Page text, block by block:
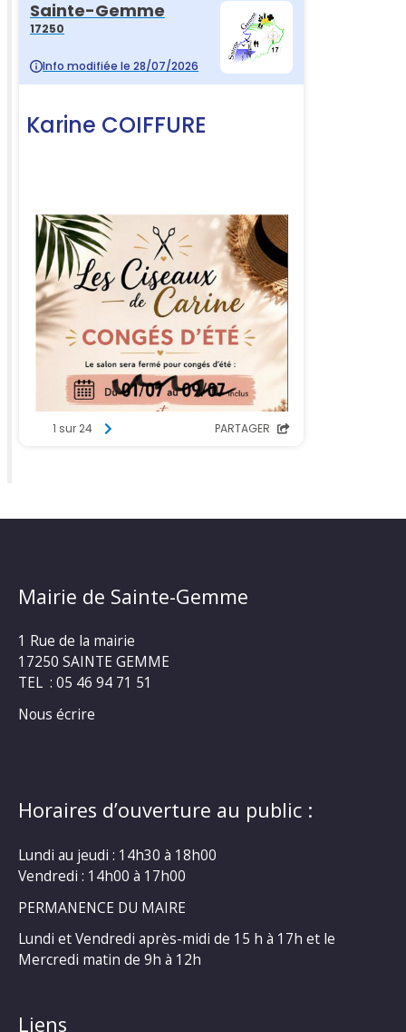
Mairie de Sainte-Gemme
1 Rue de la mairie
17250 SAINTE GEMME
TEL : 05 46 94 71 51
Nous écrire
Horaires d’ouverture au public :
Lundi au jeudi : 14h30 à 18h00
Vendredi : 14h00 à 17h00
PERMANENCE DU MAIRE
Lundi et Vendredi après-midi de 15 h à 17h et le
Mercredi matin de 9h à 12h
Liens